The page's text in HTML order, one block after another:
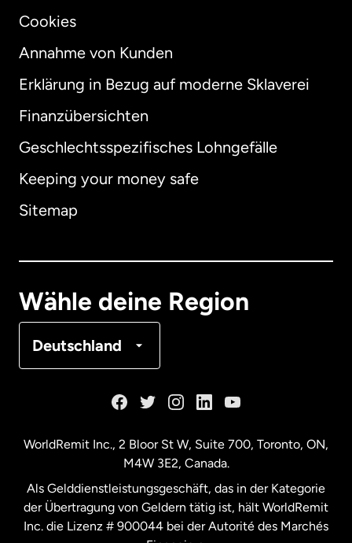
Cookies
Annahme von Kunden
Erklärung in Bezug auf moderne Sklaverei
Finanzübersichten
Geschlechtsspezifisches Lohngefälle
Keeping your money safe
Sitemap
Wähle deine Region
Deutschland
International English
Australien
Neuseeland
WorldRemit Inc., 2 Bloor St W, Suite 700, Toronto, ON,
M4W 3E2, Canada.
Als Gelddienstleistungsgeschäft, das in der Kategorie
der Übertragung von Geldern tätig ist, hält WorldRemit
Inc. die Lizenz # 900044 bei der Autorité des Marchés